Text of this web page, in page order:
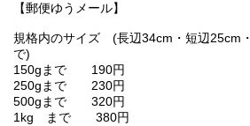
【郵便ゆうメール】
規格内のサイズ (長辺34cm・短辺25cm
で)
150gまで 190円
250gまで 230円
500gまで 320円
1kg まで 380円